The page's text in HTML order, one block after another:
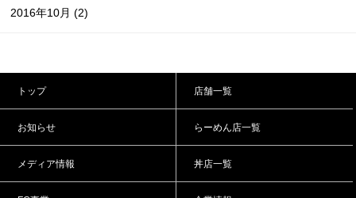
2016年10月(2)
トップ
お知らせ
メディア情報
店舗一覧
らーめん店一覧
丼店一覧